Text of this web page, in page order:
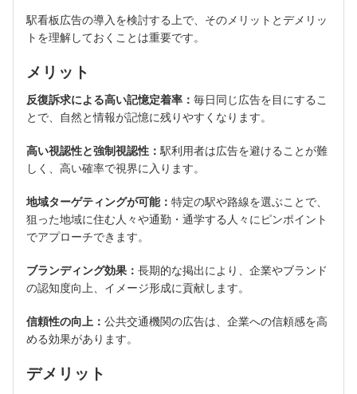
駅看板広告の導入を検討する上で、そのメリットとデメリッ
トを理解しておくことは重要です。
メリット
反復訴求による高い記憶定着率： 毎日同じ広告を目にするこ
とで、自然と情報が記憶に残りやすくなります。
高い視認性と強制視認性：駅利用者は広告を避けることが難
しく、高い確率で視界に入ります。
地域ターゲティングが可能： 特定の駅や路線を選ぶことで、
狙った地域に住む人々や通勤・通学する人々にピンポイント
でアプローチできます。
ブランディング効果： 長期的な掲出により、企業やブランド
の認知度向上、イメージ形成に貢献します。
信頼性の向上： 公共交通機関の広告は、企業への信頼感を高
める効果があります。
デメリット